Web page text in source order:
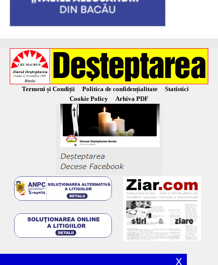
Termeni și Condiții Politica de confidențialitate
Statistici
Cookie Policy
Arhiva PDF
x